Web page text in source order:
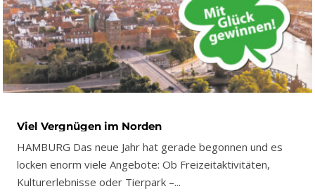
Viel Vergnügen im Norden
HAMBURG Das neue Jahr hat gerade begonnen und es
locken enorm viele Angebote: Ob Freizeitaktivitäten,
Kulturerlebnisse oder Tierpark –...